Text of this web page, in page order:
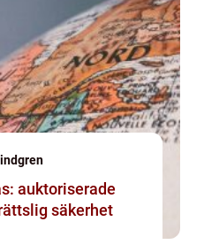
auktoriserade
säkerhet